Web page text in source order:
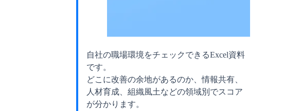
自社の職場環境をチェックできるExcel資料
です。
どこに改善の余地があるのか、情報共有、
人材育成、組織風土などの領域別でスコア
が分かります。